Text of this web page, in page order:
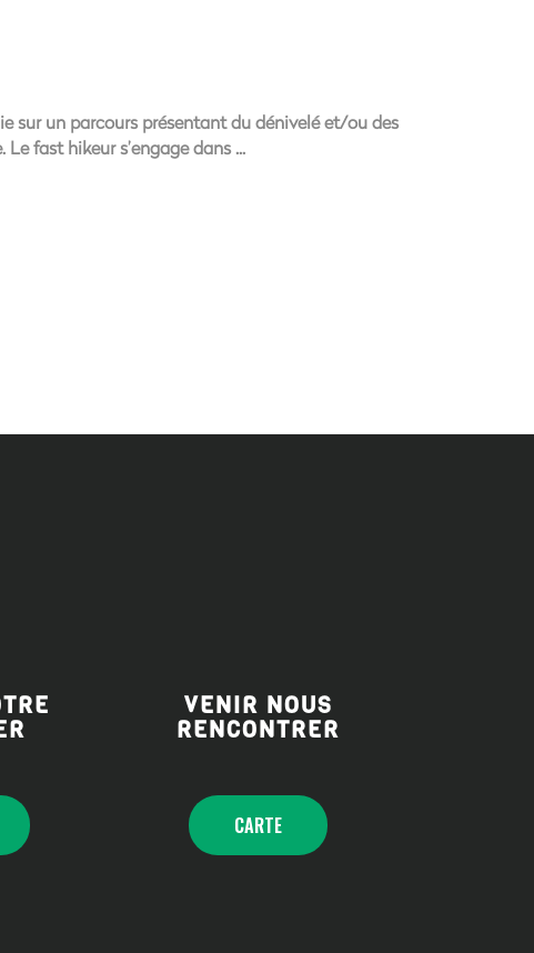
sur un parcours présentant du dénivelé et/ou des
fast hikeur s’engage dans
VENIR NOUS
RENCONTRER
CARTE